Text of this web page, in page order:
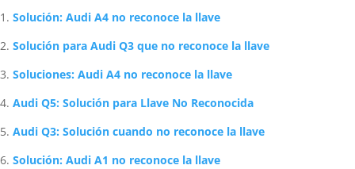
Solución: Audi A4 no reconoce la llave
Solución para Audi Q3 que no reconoce la llave
Soluciones: Audi A4 no reconoce la llave
Audi Q5: Solución para Llave No Reconocida
Audi Q3: Solución cuando no reconoce la llave
Solución: Audi A1 no reconoce la llave